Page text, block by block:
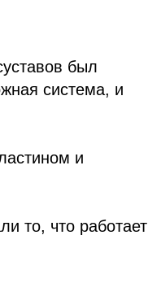
был
система, и
и
то, что работает